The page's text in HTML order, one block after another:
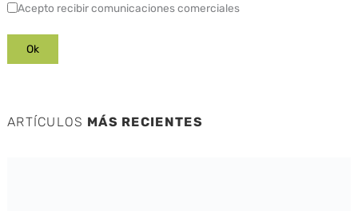
Acepto recibir comunicaciones comerciales
ARTÍCULOS MÁS RECIENTES